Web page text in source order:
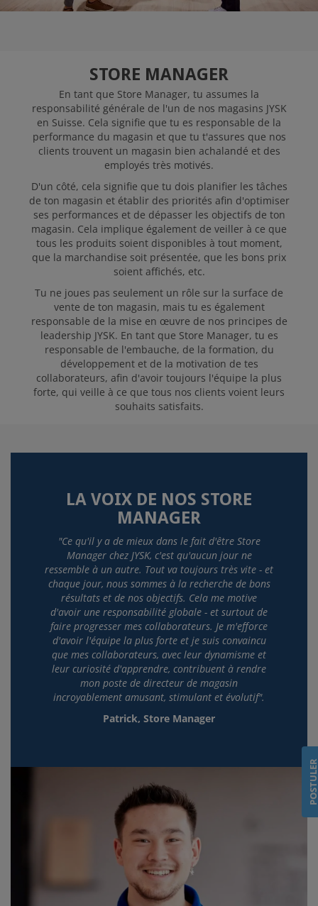
JYSK COMME
POSTULER
STORE MANAGER
En tant que Store Manager, tu assumes la
responsabilité générale de l'un de nos magasins JYSK
en Suisse. Cela signifie que tu es responsable de la
performance du magasin et que tu t'assures que nos
clients trouvent un magasin bien achalandé et des
employés très motivés.
D'un côté, cela signifie que tu dois planifier les tâches
de ton magasin et établir des priorités afin d'optimiser
ses performances et de dépasser les objectifs de ton
magasin. Cela implique également de veiller à ce que
tous les produits soient disponibles à tout moment,
que la marchandise soit présentée, que les bons prix
soient affichés, etc.
Tu ne joues pas seulement un rôle sur la surface de
vente de ton magasin, mais tu es également
responsable de la mise en œuvre de nos principes de
leadership JYSK. En tant que Store Manager, tu es
responsable de l'embauche, de la formation, du
développement et de la motivation de tes
collaborateurs, afin d'avoir toujours l'équipe la plus
forte, qui veille à ce que tous nos clients voient leurs
souhaits satisfaits.
LA VOIX DE NOS STORE
MANAGER
"Ce qu'il y a de mieux dans le fait d'être Store
Manager chez JYSK, c'est qu'aucun jour ne
ressemble à un autre. Tout va toujours très vite - et
chaque jour, nous sommes à la recherche de bons
résultats et de nos objectifs. Cela me motive
d'avoir une responsabilité globale - et surtout de
faire progresser mes collaborateurs. Je m'efforce
d'avoir l'équipe la plus forte et je suis convaincu
que mes collaborateurs, avec leur dynamisme et
leur curiosité d'apprendre, contribuent à rendre
mon poste de directeur de magasin
incroyablement amusant, stimulant et évolutif".
Patrick, Store Manager